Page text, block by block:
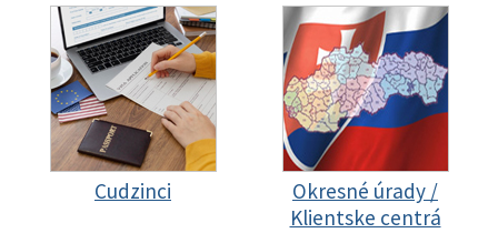
Cudzinci
Okresné úrady /
Klientske centrá